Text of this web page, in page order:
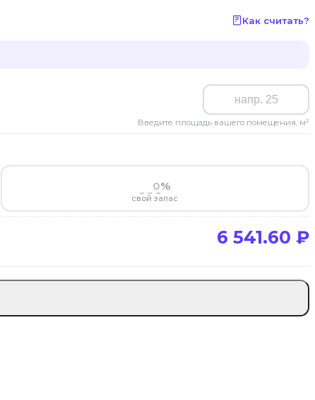
Как считать?
Введите площадь вашего помещения, м²
%
свой запас
6 541.60 ₽